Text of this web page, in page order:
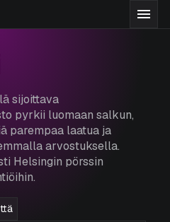
sijoittava
pyrkii luomaan salkun,
parempaa laatua ja
arvostuksella.
Helsingin pörssin